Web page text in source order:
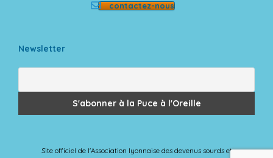
contactez-nous
Newsletter
Site officiel de l'Association lyonnaise des devenus sourds et